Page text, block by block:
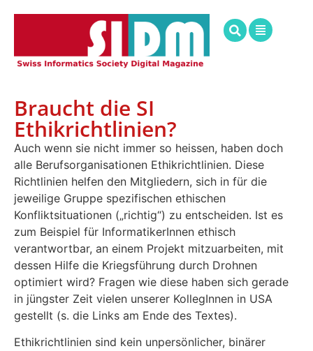
Braucht die SI
Ethikrichtlinien?
Auch wenn sie nicht immer so heissen, haben doch
alle Berufsorganisationen Ethikrichtlinien. Diese
Richtlinien helfen den Mitgliedern, sich in für die
jeweilige Gruppe spezifischen ethischen
Konfliktsituationen („richtig“) zu entscheiden. Ist es
zum Beispiel für InformatikerInnen ethisch
verantwortbar, an einem Projekt mitzuarbeiten, mit
dessen Hilfe die Kriegsführung durch Drohnen
optimiert wird? Fragen wie diese haben sich gerade
in jüngster Zeit vielen unserer KollegInnen in USA
gestellt (s. die Links am Ende des Textes).
Ethikrichtlinien sind kein unpersönlicher, binärer